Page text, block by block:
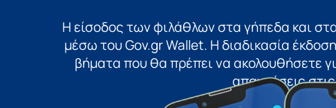
Η είσοδος των φιλάθλων στα γήπεδα και
μέσω του Gov.gr Wallet. Η διαδικασία
βήματα που θα πρέπει να ακολουθήσετε
απαντήσεις